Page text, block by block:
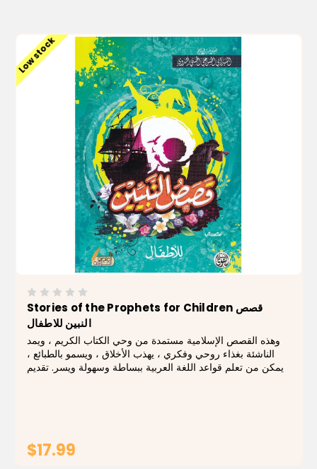
Low stock
Stories of the Prophets for Children قصص
النبين للاطفال
وهذه القصص الإسلامية مستمدة من وحي الكتاب الكريم ، ويمد
الناشئة بغذاء روحي وفكري ، يهذب الأخلاق ، ويسمو بالطبائع ،
ويمكن من تعلم قواعد اللغة العربية ببساطة وسهولة ويسر. تقديم
$17.99